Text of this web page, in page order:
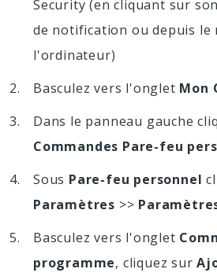
Security (en cliquant sur
de notification ou depuis le
l'ordinateur)
Basculez vers l'onglet Mon
Dans le panneau gauche
Commandes Pare-feu
Sous Pare-feu personnel
Paramètres >>
Basculez vers l'onglet
programme, cliquez sur